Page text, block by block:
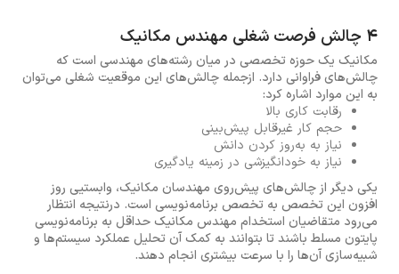
4 چالش فرصت شغلی مهندس مکانیک
مکانیک یک حوزه تخصصی در میان رشته‌های مهندسی است که
چالش‌های فراوانی دارد. ازجمله چالش‌های این موقعیت شغلی می‌توان
به این موارد اشاره کرد:
رقابت کاری بالا
حجم کار غیرقابل پیش‌بینی
نیاز به به‌روز کردن دانش
نیاز به خودانگیزشی در زمینه یادگیری
یکی دیگر از چالش‌های پیش‌روی مهندسان مکانیک، وابستیی روز
افزون این تخصص به تخصص برنامه‌نویسی است. درنتیجه انتظار
می‌رود متقاضیان استخدام مهندس مکانیک حداقل به برنامه‌نویسی
پایتون مسلط باشند تا بتوانند به کمک آن تحلیل‌ عملکرد سیستم‌ها و
شبیه‌سازی آن‌ها را با سرعت بیشتری انجام دهند.